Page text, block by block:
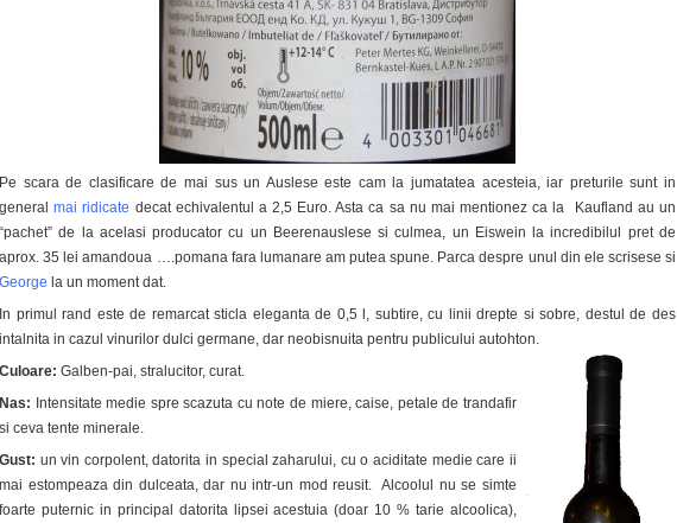
Pe scara de clasificare de mai sus un Auslese este cam la jumatatea acesteia, iar preturile sunt in
generalmai ridicate decat echivalentul a 2,5 Euro. Asta ca sa nu mai mentionez ca la Kaufland au un
“pachet” de la acelasi producator cu un Beerenauslese si culmea, un Eiswein la incredibilul pret de
aprox. 35 lei amandoua ….pomana fara lumanare am putea spune. Parca despre unul din ele scrisese si
George la un moment dat.
In primul rand este de remarcat sticla eleganta de 0,5 l, subtire, cu linii drepte si sobre, destul de des
intalnita in cazul vinurilor dulci germane, dar neobisnuita pentru publicului autohton.
Culoare: Galben-pai, stralucitor, curat.
Nas: Intensitate medie spre scazuta cu note de miere, caise, petale de trandafir
si ceva tente minerale.
Gust: un vin corpolent, datorita in special zaharului, cu o aciditate medie care ii
mai estompeaza din dulceata, dar nu intr-un mod reusit. Alcoolul nu se simte
foarte puternic in principal datorita lipsei acestuia (doar 10 % tarie alcoolica),